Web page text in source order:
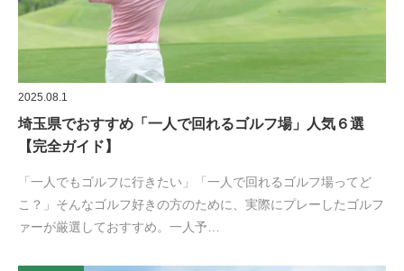
2025.08.1
埼玉県でおすすめ「一人で回れるゴルフ場」人気６選
【完全ガイド】
「一人でもゴルフに行きたい」「一人で回れるゴルフ場ってど
こ？」そんなゴルフ好きの方のために、実際にプレーしたゴルフ
ァーが厳選しておすすめ。一人予…